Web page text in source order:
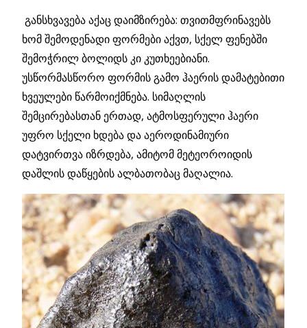
განსხვავება აქაც დაიმზირება: თვითმფრინავებს
ხომ შემოდენადი ფორმები აქვთ, სქელ ფენებში
შემოჭრილ ბოლიდს კი კუთხეებიანი.
უსწორმასწორო ფორმის გამო ჰაერის დამატებითი
ხვეულები წარმოიქმნება. სიმაღლის
შემცირებასთან ერთად, ატმოსფერული ჰაერი
უფრო სქელი ხდება და აეროდინამიური
დატვირთვა იზრდება, ამიტომ მეტეოროიდის
დაშლის დაწყების ალბათობაც მაღალია.